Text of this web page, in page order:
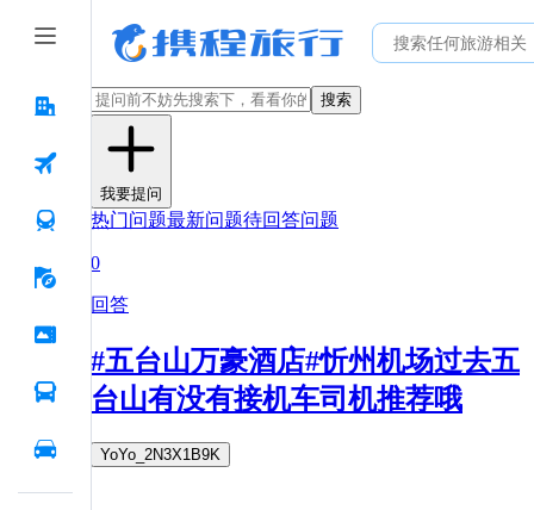
搜索
我要提问
热门问题最新问题待回答问题
0
回答
#五台山万豪酒店#忻州机场过去五
台山有没有接机车司机推荐哦
YoYo_2N3X1B9K